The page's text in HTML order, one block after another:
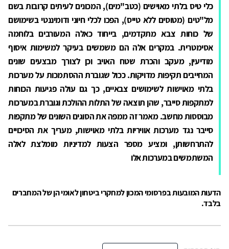
כלי טיס בלתי מאוישים (כטב"מים), המכונים לעיתים קרובות בשם
מל"טים (מטוסים ללא טייס), הפכו לכלי חיוני ודומיננטי בשימושם
של כוחות צבא מתקדמים, בייחוד כאלה המעורבים בלוחמה
אסימטרית. במקרים אלה הם משמשים בעיקר למשימות איסוף
מודיעין, מעקב והכרת שטח האויב וכן לצורך מבצעים שונים
המחייבים תקיפות מדויקות. ככול שגוברת ההסתמכות על מערכות
בלתי מאוישות לשימושים צבאיים, כך גם עולה פגיעות הכוחות
למתקפות סייבר, שהן תוצאה של התלות ההולכת וגוברת במערכות
מבוססות מחשב. מאמר זה ממפה את הסוגים השונים של מתקפות
סייבר נגד מערכות אוויריות בלתי מאוישות, מעריך את הסיכויים
להתרחשותן, ומציע מספר הצעות למדיניות מומלצת לאלה
המשתמשים במערכות אלו
הדעות המובעות בפרסומי המכון למחקרי ביטחון לאומי הן של המחברים
בלבד.